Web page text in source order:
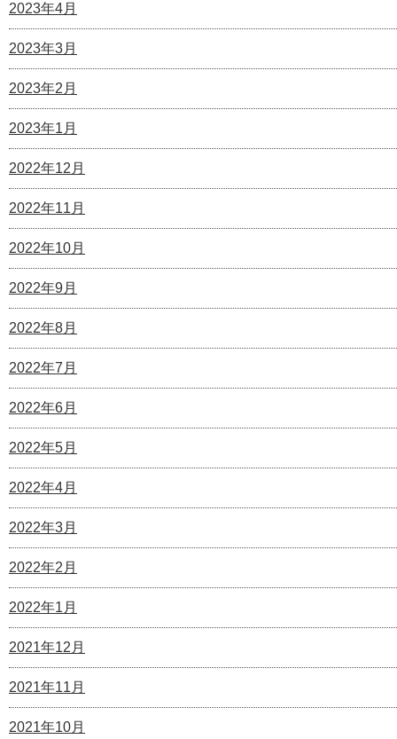
2023年4月
2023年3月
2023年2月
2023年1月
2022年12月
2022年11月
2022年10月
2022年9月
2022年8月
2022年7月
2022年6月
2022年5月
2022年4月
2022年3月
2022年2月
2022年1月
2021年12月
2021年11月
2021年10月